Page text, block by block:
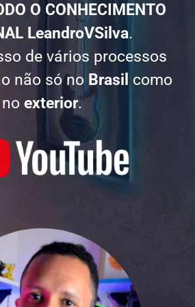
O CONHECIMENTO
LeandroVSilva.
de vários processos
não só no Brasilcomo
no exterior.